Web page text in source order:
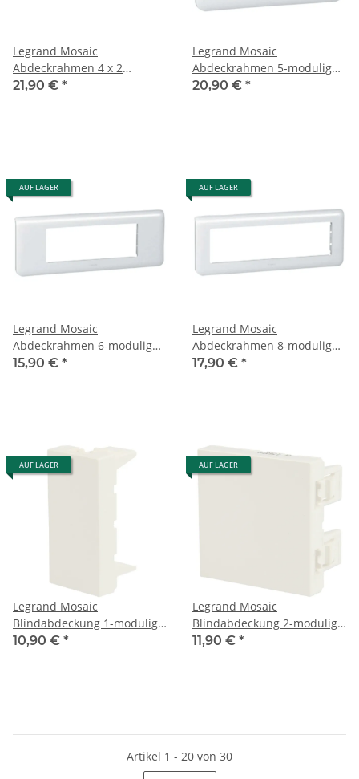
Legrand Mosaic
Abdeckrahmen 4 x 2
modulig horizontal 78808
21,90 € *
Legrand Mosaic
Abdeckrahmen 5-modulig
horizontal 78815L
20,90 € *
AUF LAGER
Legrand Mosaic
Abdeckrahmen 6-modulig
horizontal 78816
15,90 € *
AUF LAGER
Legrand Mosaic
Abdeckrahmen 8-modulig
horizontal 78818
17,90 € *
AUF LAGER
Legrand Mosaic
Blindabdeckung 1-modulig
77070
10,90 € *
AUF LAGER
Legrand Mosaic
Blindabdeckung 2-modulig
77071
11,90 € *
Artikel 1 - 20 von 30